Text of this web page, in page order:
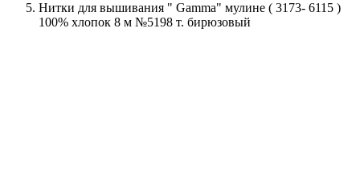
Нитки для вышивания " Gamma" мулине ( 3173- 6115 )
100% хлопок 8 м №5198 т. бирюзовый